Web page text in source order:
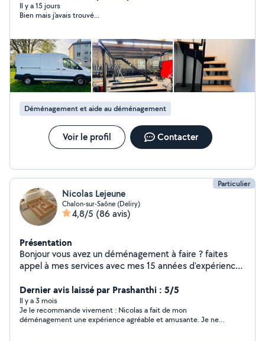
et toujours prêt à rendre service, je m'adapte
facilement aux besoins de chacun pour faciliter le
Il y a 15 jours
Bien mais j'avais trouvé...
Déménagement et aide au déménagement
Voir le profil Contacter
Particulier
Nicolas Lejeune
Chalon-sur-Saône (Deliry)
4,8/5 (86 avis)
Présentation
Bonjour vous avez un déménagement à faire ? faites
appel à mes services avec mes 15 années d'expérience
pour un bon déménagement , je peux également
monter vos meubles .
Dernier avis laissé par Prashanthi : 5/5
Il y a 3 mois
Je le recommande vivement : Nicolas a fait de mon
déménagement une expérience agréable et amusante. Je ne